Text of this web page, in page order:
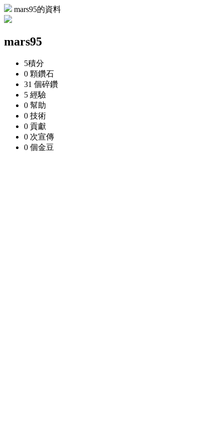
mars95的資料
mars95
5積分
0 顆鑽石
31 個碎鑽
5 經驗
0 幫助
0 技術
0 貢獻
0 次宣傳
0 個金豆